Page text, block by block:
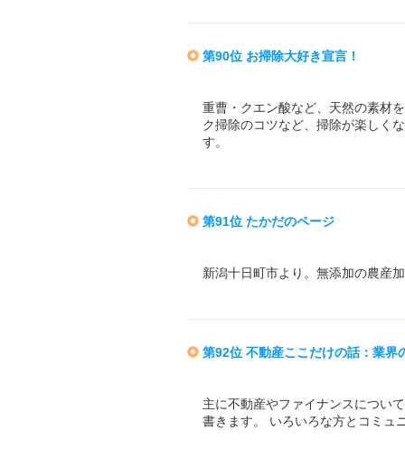
第90位 お掃除大好き宣言！
重曹・クエン酸など、天然の素材
ク掃除のコツなど、掃除が楽しく
す。
第91位 たかだのページ
新潟十日町市より。無添加の農産
第92位 不動産ここだけの話：業界
主に不動産やファイナンスについ
書きます。 いろいろな方とコミュ